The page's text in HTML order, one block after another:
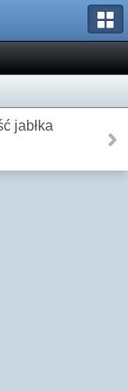
jabłka